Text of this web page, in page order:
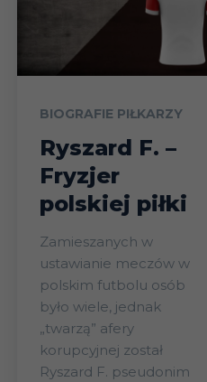
BIOGRAFIE PIŁKARZY
Ryszard F. –
Fryzjer
polskiej piłki
Zamieszanych w
ustawianie meczów w
polskim futbolu osób
było wiele, jednak
„twarzą” afery
korupcyjnej został
Ryszard F. pseudonim